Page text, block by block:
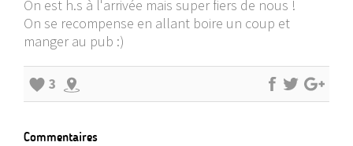
On est h.s à l'arrivée mais super fiers de nous !
On se recompense en allant boire un coup et
manger au pub :)
3
Commentaires